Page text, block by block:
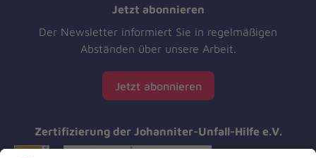
Jetzt abonnieren
Der Newsletter informiert Sie in regelmäßigen
Abständen über unsere Arbeit.
Jetzt abonnieren
Zertifizierung der Johanniter-Unfall-Hilfe e.V.